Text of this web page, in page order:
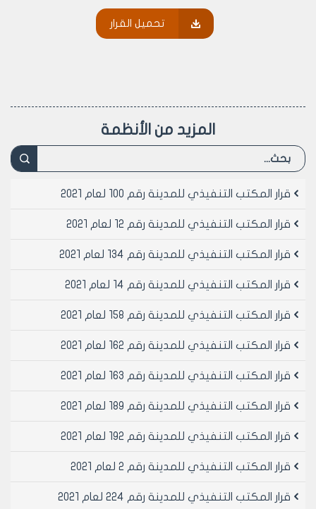
• المرائب المحولة إلى الاستثمار .
• الأسواق المحلية في كافة الطوابق.
قائمة ضمن مناطق المخالفات الجماعية أو على عقارات غير
هـ - يسمح بترخيص محلات بيع اسماك الزينة والحيوانات
الأليفة ضمن الفنادق والمولات التجارية والنوادي أينما وجدت
مادة 3- الثبوتيات المطلوبة للترخيص :
1- بيان ملكية أو عقد إيجار أو أي وثيقة تثبت حق الانتفاع
2- مخطط استقامة أو بيان الصفة العمرانية .
4- مخطط رخصة البناء مصدق أو مخطط وضع راهن مصدق
من نقابة المهندسين.
الترخيص أجنبياً أو من غير المواطنين السوريين .
 الترخيص المؤقت :
الإداري المؤقت (قرار مجلس مدينة حلب رقم /18/ لعام
مادة 4- نقل الترخيص :
تحميل القرار
المزيد من الأنظمة
قرار المكتب التنفيذي للمدينة رقم 100 لعام 2021
قرار المكتب التنفيذي للمدينة رقم 12 لعام 2021
قرار المكتب التنفيذي للمدينة رقم 134 لعام 2021
قرار المكتب التنفيذي للمدينة رقم 14 لعام 2021
قرار المكتب التنفيذي للمدينة رقم 158 لعام 2021
قرار المكتب التنفيذي للمدينة رقم 162 لعام 2021
قرار المكتب التنفيذي للمدينة رقم 163 لعام 2021
قرار المكتب التنفيذي للمدينة رقم 189 لعام 2021
قرار المكتب التنفيذي للمدينة رقم 192 لعام 2021
قرار المكتب التنفيذي للمدينة رقم 2 لعام 2021
قرار المكتب التنفيذي للمدينة رقم 224 لعام 2021